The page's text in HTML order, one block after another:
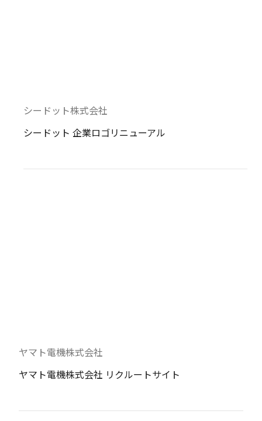
シードット株式会社
シードット 企業ロゴリニューアル
ヤマト電機株式会社
ヤマト電機株式会社 リクルートサイト